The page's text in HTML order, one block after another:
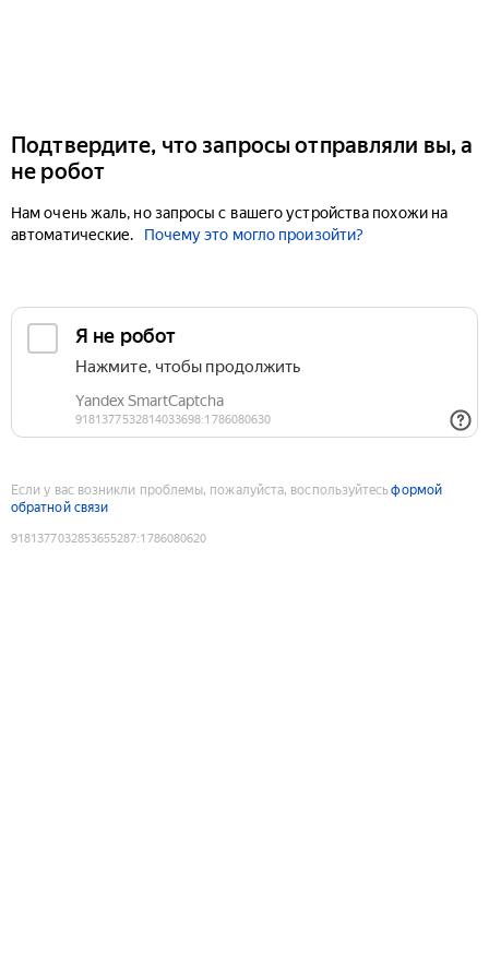
Подтвердите, что запросы отправляли вы, а
не робот
Нам очень жаль, но запросы с вашего устройства похожи на
автоматические.
Почему это могло произойти?
Если у вас возникли проблемы, пожалуйста, воспользуйтесьформой
обратной связи
9181377032853655287:1786080620